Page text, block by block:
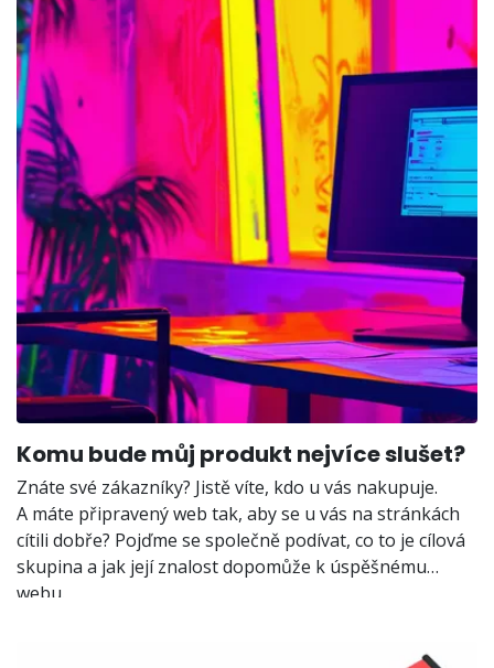
Komu bude můj produkt nejvíce slušet?
Znáte své zákazníky? Jistě víte, kdo u vás nakupuje.
A máte připravený web tak, aby se u vás na stránkách
cítili dobře? Pojďme se společně podívat, co to je cílová
skupina a jak její znalost dopomůže k úspěšnému
webu.